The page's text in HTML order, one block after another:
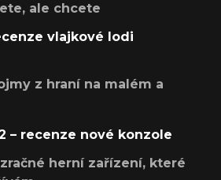
ale chcete
vlajkové lodi
z hraní na malém a
– recenze nové konzole
herní zařízení, které